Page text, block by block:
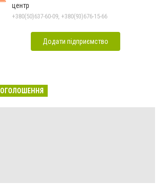
центр
+380(50)637-60-09, +380(93)676-15-66
Додати підприємство
ОГОЛОШЕННЯ